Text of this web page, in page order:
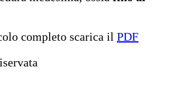
completo scarica il PDF